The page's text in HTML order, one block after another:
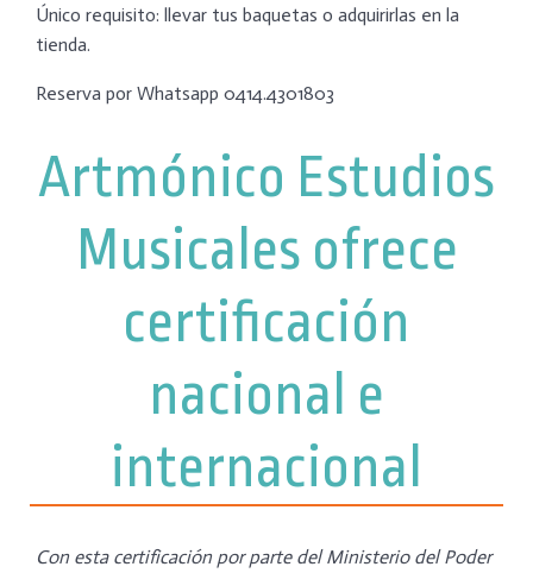
Único requisito: llevar tus baquetas o adquirirlas en la
tienda.
Reserva por Whatsapp 0414.4301803
Artmónico Estudios
Musicales ofrece
certificación
nacional e
internacional
Con esta certificación por parte del Ministerio del Poder